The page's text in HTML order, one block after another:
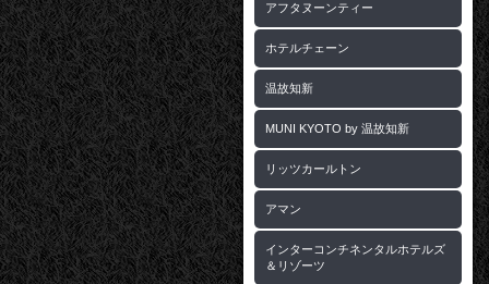
アフタヌーンティー
ホテルチェーン
温故知新
MUNI KYOTO by 温故知新
リッツカールトン
アマン
インターコンチネンタルホテルズ
＆リゾーツ